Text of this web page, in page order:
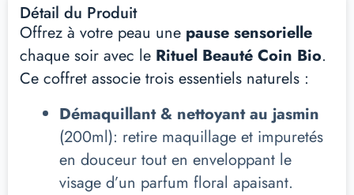
Détail du Produit
Offrez à votre peau une pause sensorielle
chaque soir avec le Rituel Beauté Coin Bio.
Ce coffret associe trois essentiels naturels :
Démaquillant & nettoyant au jasmin
(200ml): retire maquillage et impuretés
en douceur tout en enveloppant le
visage d’un parfum floral apaisant.